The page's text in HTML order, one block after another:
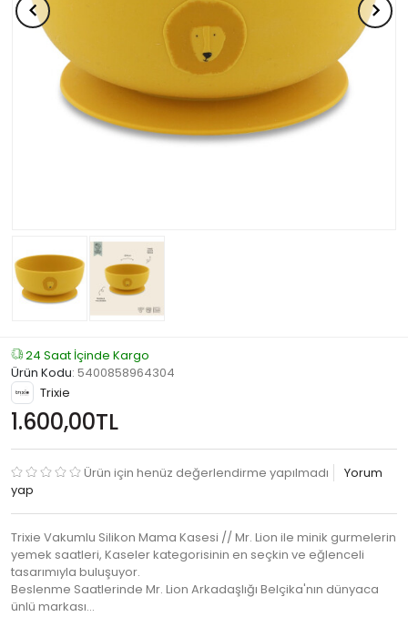
24 Saat İçinde Kargo
Ürün Kodu: 5400858964304
Trixie
1.600,00TL
Ürün için henüz değerlendirme yapılmadı
Yorum
yap
Trixie Vakumlu Silikon Mama Kasesi // Mr. Lion ile minik gurmelerin
yemek saatleri, Kaseler kategorisinin en seçkin ve eğlenceli
tasarımıyla buluşuyor.
Beslenme Saatlerinde Mr. Lion Arkadaşlığı Belçika'nın dünyaca
ünlü markası…